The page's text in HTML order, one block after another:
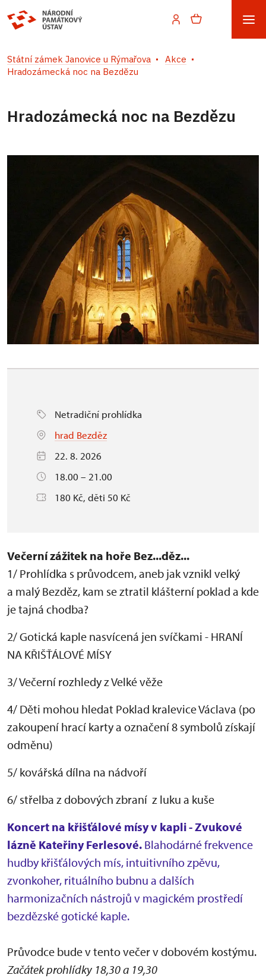
Státní zámek Janovice u Rýmařova
Akce
Hradozámecká noc na Bezdězu
Hradozámecká noc na Bezdězu
Netradiční prohlídka
hrad Bezděz
22. 8. 2026
18.00 – 21.00
180 Kč, děti 50 Kč
Večerní zážitek na hoře Bez...děz...
1/ Prohlídka s průvodcem, aneb jak vznikl velký
a malý Bezděz, kam se ztratil klášterní poklad a kde
je tajná chodba?
2/ Gotická kaple nasvícená jen svíčkami - HRANÍ
NA KŘIŠŤÁLOVÉ MÍSY
3/ Večerní rozhledy z Velké věže
4/ Děti mohou hledat Poklad kralevice Václava (po
zakoupení hrací karty a označení 8 symbolů získají
odměnu)
5/ kovářská dílna na nádvoří
6/ střelba z dobových zbraní z luku a kuše
Koncert na křišťálové mísy v kapli - Zvukové
lázně Kateřiny Ferlesové. Blahodárné frekvence
hudby křišťálových mís, intuitivního zpěvu,
zvonkoher, rituálního bubnu a dalších
harmonizačních nástrojů v magickém prostředí
bezdězské gotické kaple.
Průvodce bude v tento večer v dobovém kostýmu.
Začátek prohlídky 18,30 a 19,30